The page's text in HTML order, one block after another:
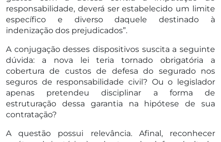
responsabilidade, deverá ser estabelecido um limite
específico e diverso daquele destinado à
indenização dos prejudicados”.
A conjugação desses dispositivos suscita a seguinte
dúvida: a nova lei teria tornado obrigatória a
cobertura de custos de defesa do segurado nos
seguros de responsabilidade civil? Ou o legislador
apenas pretendeu disciplinar a forma de
estruturação dessa garantia na hipótese de sua
contratação?
A questão possui relevância. Afinal, reconhecer